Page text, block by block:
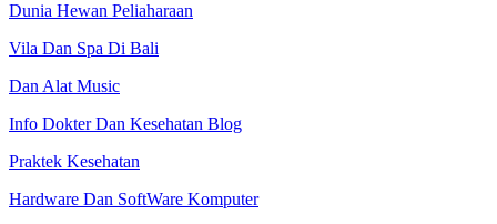
Dunia Hewan Peliaharaan
Vila Dan Spa Di Bali
Dan Alat Music
Info Dokter Dan Kesehatan Blog
Praktek Kesehatan
Hardware Dan SoftWare Komputer